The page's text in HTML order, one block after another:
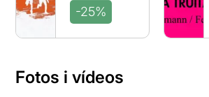
-25%
Fotos i vídeos